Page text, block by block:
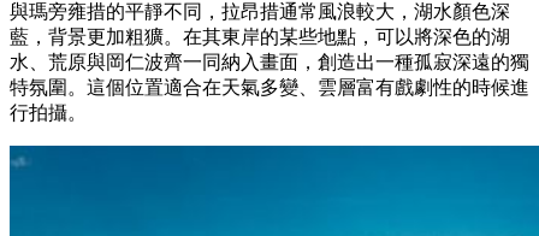
與瑪旁雍措的平靜不同，拉昂措通常風浪較大，湖水顏色深
藍，背景更加粗獷。在其東岸的某些地點，可以將深色的湖
水、荒原與岡仁波齊一同納入畫面，創造出一種孤寂深遠的獨
特氛圍。這個位置適合在天氣多變、雲層富有戲劇性的時候進
行拍攝。